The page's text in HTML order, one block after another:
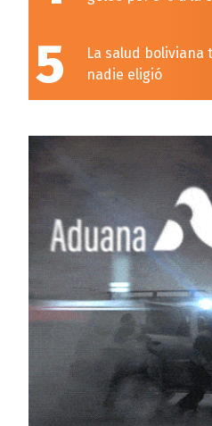
5
La salud boliviana
nadie eligió